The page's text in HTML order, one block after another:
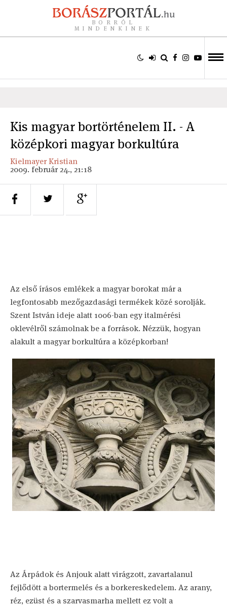
BORRÓL
MINDENKINEK
Kis magyar bortörténelem II. - A
középkori magyar borkultúra
Kielmayer Kristian
2009. február 24., 21:18
Az első írásos emlékek a magyar borokat már a
legfontosabb mezőgazdasági termékek közé sorolják.
Szent István ideje alatt 1006-ban egy italmérési
oklevélről számolnak be a források. Nézzük, hogyan
alakult a magyar borkultúra a középkorban!
Az Árpádok és Anjouk alatt virágzott, zavartalanul
fejlődött a bortermelés és a borkereskedelem. Az arany,
réz, ezüst és a szarvasmarha mellett ez volt a